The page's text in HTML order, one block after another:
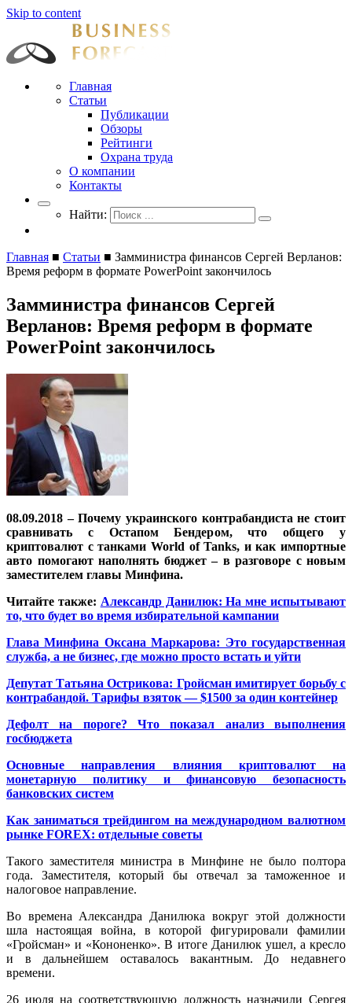
Skip to content
Businessforecast
Аналитика и прогнозирование для профессионалов
Главная
Статьи
Публикации
Обзоры
Рейтинги
Охрана труда
О компании
Контакты
Найти:
Главная ■ Статьи ■ Замминистра финансов Сергей Верланов:
Время реформ в формате PowerPoint закончилось
Замминистра финансов Сергей
Верланов: Время реформ в формате
PowerPoint закончилось
08.09.2018 – Почему украинского контрабандиста не стоит
сравнивать с Остапом Бендером, что общего у
криптовалют с танками World of Tanks, и как импортные
авто помогают наполнять бюджет – в разговоре с новым
заместителем главы Минфина.
Читайте также: Александр Данилюк: На мне испытывают
то, что будет во время избирательной кампании
Глава Минфина Оксана Маркарова: Это государственная
служба, а не бизнес, где можно просто встать и уйти
Депутат Татьяна Острикова: Гройсман имитирует борьбу с
контрабандой. Тарифы взяток — $1500 за один контейнер
Дефолт на пороге? Что показал анализ выполнения
госбюджета
Основные направления влияния криптовалют на
монетарную политику и финансовую безопасность
банковских систем
Как заниматься трейдингом на международном валютном
рынке FOREX: отдельные советы
Такого заместителя министра в Минфине не было полтора
года. Заместителя, который бы отвечал за таможенное и
налоговое направление.
Во времена Александра Данилюка вокруг этой должности
шла настоящая война, в которой фигурировали фамилии
«Гройсман» и «Кононенко». В итоге Данилюк ушел, а кресло
и в дальнейшем оставалось вакантным. До недавнего
времени.
26 июля на соответствующую должность назначили Сергея